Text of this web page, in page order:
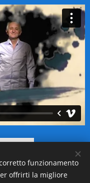
funzionamento
offrirti la migliore